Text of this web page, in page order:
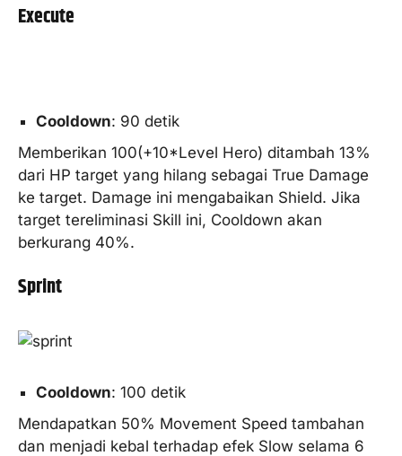
Execute
Cooldown: 90 detik
Memberikan 100(+10*Level Hero) ditambah 13%
dari HP target yang hilang sebagai True Damage
ke target. Damage ini mengabaikan Shield. Jika
target tereliminasi Skill ini, Cooldown akan
berkurang 40%.
Sprint
Cooldown: 100 detik
Mendapatkan 50% Movement Speed tambahan
dan menjadi kebal terhadap efek Slow selama 6